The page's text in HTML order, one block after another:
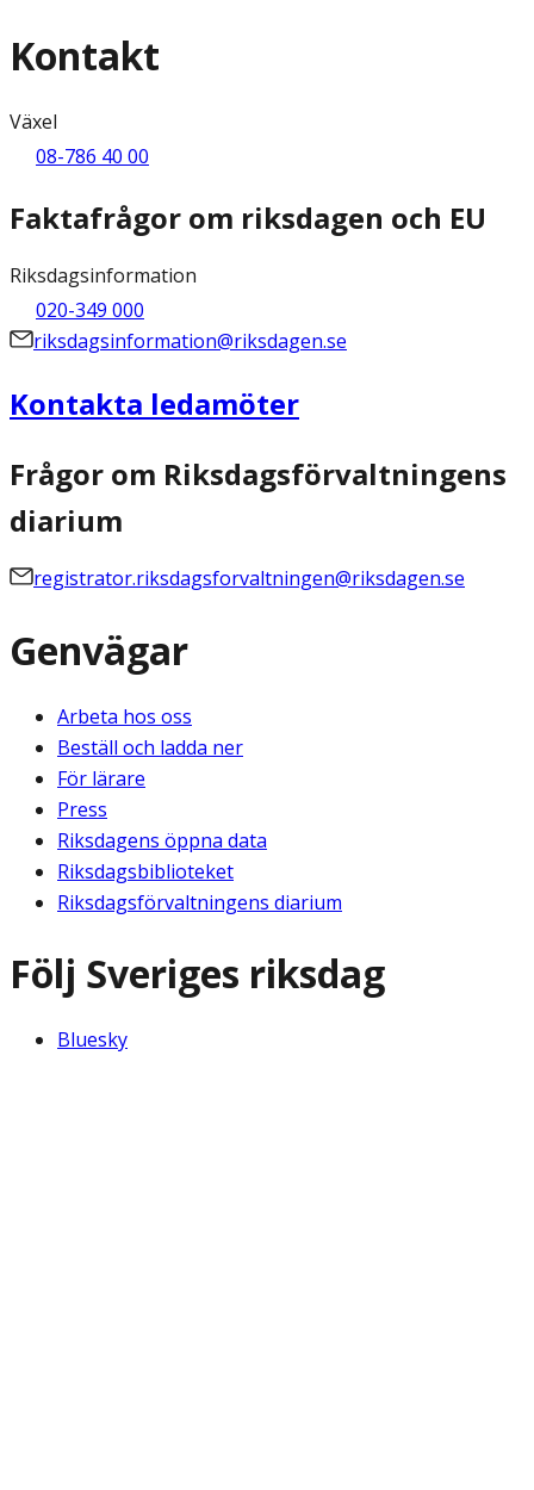
Kontakt
Växel
08-786 40 00
Faktafrågor om riksdagen och EU
Riksdagsinformation
020-349 000
riksdagsinformation@riksdagen.se
Kontakta ledamöter
Frågor om Riksdagsförvaltningens
diarium
registrator.riksdagsforvaltningen@riksdagen.se
Genvägar
Arbeta hos oss
Beställ och ladda ner
För lärare
Press
Riksdagens öppna data
Riksdagsbiblioteket
Riksdagsförvaltningens diarium
Följ Sveriges riksdag
Bluesky